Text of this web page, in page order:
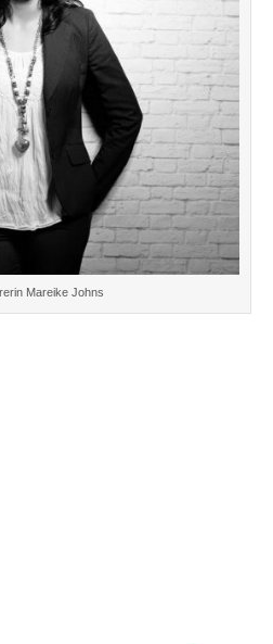
Mareike Johns